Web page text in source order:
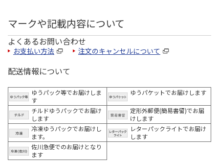
マークや記載内容について
よくあるお問い合わせ
お支払い方法 注文のキャンセルについて
配送情報について
ゆうパック等でお届けしま
す
ゆうパケットでお届けします
チルドゆうパックでお届け
します
定形外郵便(簡易書留)でお届
けします
冷凍ゆうパックでお届けし
ます。
レターパックライトでお届け
します
佐川急便でのお届けとなり
ます